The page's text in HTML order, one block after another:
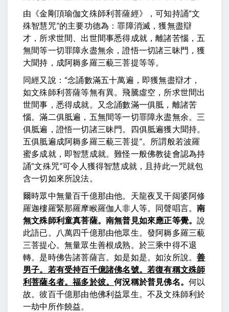
由《金剛頂瑜伽文殊師利菩薩經》，可知持誦“文
殊智慧咒”的主要功德為：罪障消滅，獲無盡辯
才，所求世間、出世間事悉得成就，離諸苦惱，五
無間等一切罪障永盡無余，證悟一切諸三昧門，獲
大聞持，成阿耨多羅三藐三菩提等等。
同經又說：“念誦數滿五十萬遍，即獲無盡辯才，
如文殊師利菩薩等無有異。飛騰虛空，所求世間出
世間事，悉得成就。又念誦數滿一俱胝，離諸苦
惱。滿二俱胝遍，五無間等一切罪障永盡無余。三
俱胝遍，證悟一切諸三昧門。四俱胝遍獲大聞持。
五俱胝遍成阿耨多羅三藐三菩提”。 所謂般若波羅
蜜多成就，即智慧成就。難怪一般佛教徒會認為持
誦“文殊咒”可令人獲得智慧成就，且持此一咒就包
含一切如來所說法。
爾時眾中無量百千億那由他。天龍夜叉干闼婆阿修
羅迦樓羅緊那羅摩睺羅伽人非人等。同聲唱言。南
無文殊師利童真菩薩。南無普見如來應正等覺。說
此語已。八萬四千億那由他眾生。發阿耨多羅三藐
三菩提心。無量眾生善根成熟。於三乘中得不退
轉。是時佛告諸菩薩言。如是如是。如汝所說。善
男子。若有受持百千億諸佛名號。若復有稱文殊師
利菩薩名者。福多於彼。何況稱於普見佛名。何以
故。彼百千億那由他佛利益眾生。不及文殊師利於
一劫中所作饒益。